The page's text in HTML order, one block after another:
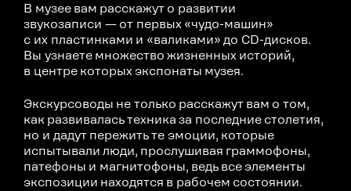
В музее вам расскажут о развитии
звукозаписи — от первых «чудо-машин»
с их пластинками и «валиками» до CD-дисков.
Вы узнаете множество жизненных историй,
в центре которых экспонаты музея.
Экскурсоводы не только расскажут вам о том,
как развивалась техника за последние столетия,
но и дадут пережить те эмоции, которые
испытывали люди, прослушивая граммофоны,
патефоны и магнитофоны, ведь все элементы
экспозиции находятся в рабочем состоянии.